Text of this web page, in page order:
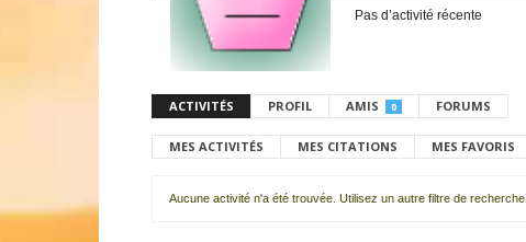
Pas d’activité récente
ACTIVITÉS PROFIL AMIS 0 FORUMS
MES ACTIVITÉS MES CITATIONS MES FAVORIS
Aucune activité n'a été trouvée. Utilisez un autre filtre de recherche.